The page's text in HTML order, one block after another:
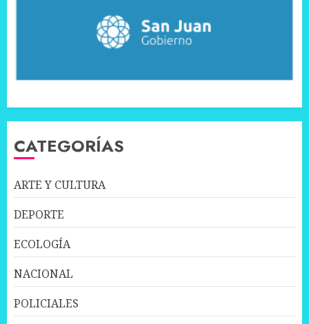
CATEGORÍAS
ARTE Y CULTURA
DEPORTE
ECOLOGÍA
NACIONAL
POLICIALES